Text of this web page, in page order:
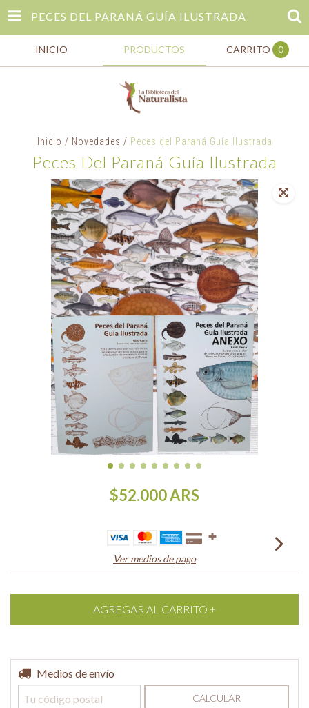
PECES DEL PARANÁ GUÍA ILUSTRADA
INICIO PRODUCTOS CARRITO 0
Inicio / Novedades / Peces del Paraná Guía Ilustrada
Peces Del Paraná Guía Ilustrada
$52.000ARS
Ver medios de pago
Entregas para el CP:
Medios de envío
CALCULAR